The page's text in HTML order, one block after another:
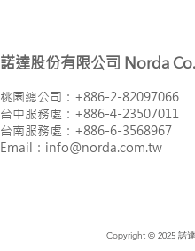
諾達股份有限公司 Norda
桃園總公司： +886-2-82097066
台中服務處： +886-4-23507011
​台南服務處： +886-6-3568967
Email：info@norda.com.tw
Copyright © 2025 諾